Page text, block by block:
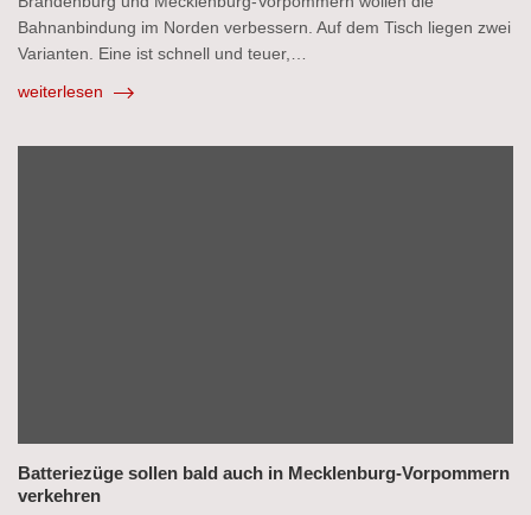
Bahnanbindung im Norden verbessern. Auf dem Tisch liegen zwei
Varianten. Eine ist schnell und teuer,…
weiterlesen
Batteriezüge sollen bald auch in Mecklenburg-Vorpommern
verkehren